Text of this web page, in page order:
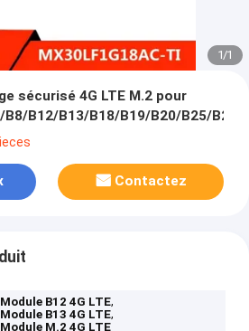
1/1
sécurisé 4G LTE M.2 pour
B8/B12/B13/B18/B19/B20/B25/B26/
Contactez
Module B12 4G LTE,
Module B13 4G LTE,
Module M.2 4G LTE